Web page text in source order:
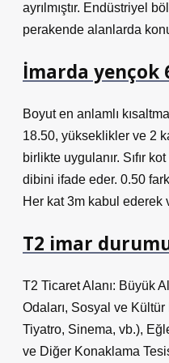
ayrılmıştır. Endüstriyel
perakende alanlarda
İmarda yençok
Boyut en anlamlı
18.50, yükseklikler ve 2
birlikte uygulanır. Sıfır
dibini ifade eder. 0.50
Her kat 3m kabul ederek
T2 imar
T2 Ticaret Alanı: Büyük
Odaları, Sosyal ve
Tiyatro, Sinema, vb.),
ve Diğer Konaklama